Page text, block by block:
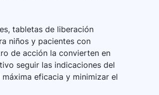
tabletas de liberación
niños y pacientes con
de acción la convierten en
seguir las indicaciones del
eficacia y minimizar el